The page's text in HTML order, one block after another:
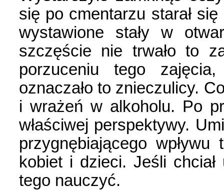
się po cmentarzu starał
wystawione stały w
szczęście nie trwało to
porzuceniu tego
oznaczało to znieczulicy.
i wrażeń w alkoholu. Po
właściwej perspektywy.
przygnębiającego
kobiet i dzieci. Jeśli
tego nauczyć.